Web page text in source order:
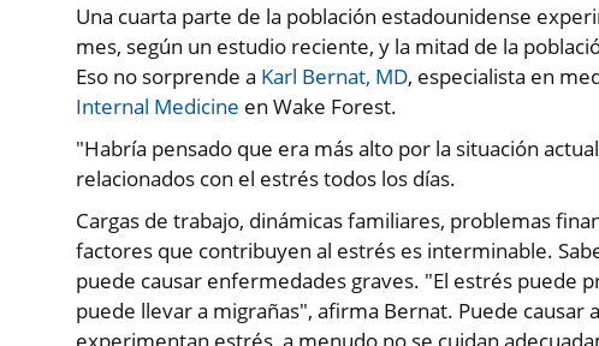
Una cuarta parte de la población estadounidense
mes, según un estudio reciente, y la mitad de la
Eso no sorprende a Karl Bernat, MD, especialista en
Internal Medicine en Wake Forest.
"Habría pensado que era más alto por la situación
relacionados con el estrés todos los días.
Cargas de trabajo, dinámicas familiares, problemas
factores que contribuyen al estrés es interminable.
puede causar enfermedades graves. "El estrés puede
puede llevar a migrañas", afirma Bernat. Puede causar
experimentan estrés, a menudo no se cuidan